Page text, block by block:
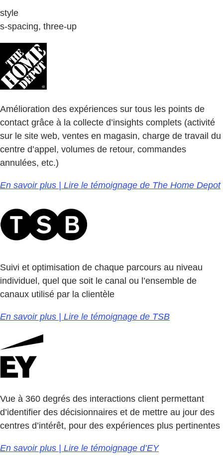
style
s-spacing, three-up
Amélioration des expériences sur tous les points de
contact grâce à la collecte d’insights complets (activité
sur le site web, ventes en magasin, charge de travail du
centre d’appel, volumes de retour, commandes
annulées, etc.)
En savoir plus | Lire le témoignage de The Home Depot
Suivi et optimisation de chaque parcours au niveau
individuel, quel que soit le canal ou l’ensemble de
canaux utilisé par la clientèle
En savoir plus | Lire le témoignage de TSB
Vue à 360 degrés des interactions client permettant
d’identifier des décisionnaires et de mettre au jour des
centres d’intérêt, pour des expériences plus pertinentes
En savoir plus | Lire le témoignage d’EY